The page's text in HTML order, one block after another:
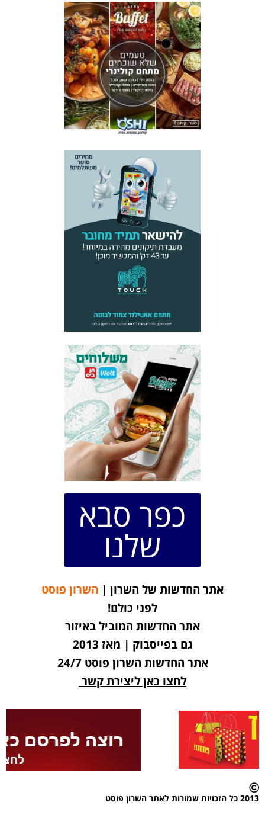
כפר סבא
שלנו
אתר החדשות של השרון | השרון פוסט
לפני כולם!
אתר החדשות המוביל באיזור
גם בפייסבוק | מאז 2013
אתר החדשות השרון פוסט 24/7
לחצו כאן ליצירת קשר
2013 כל הזכויות שמורות לאתר השרון פוסט